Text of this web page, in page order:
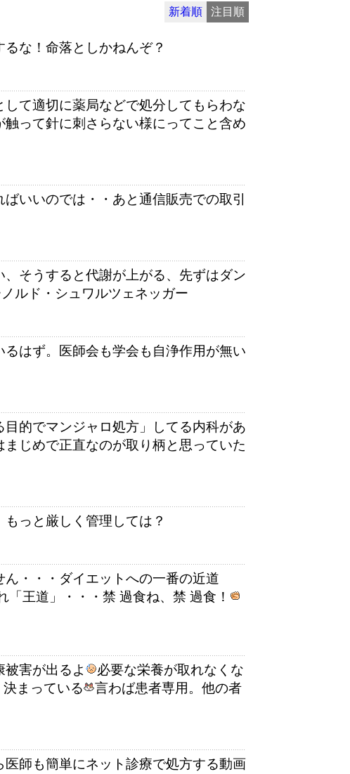
新着順 注目順
な！命落としかねんぞ？
て適切に薬局などで処分してもらわな
って針に刺さらない様にってこと含め
いいのでは・・あと通信販売での取引
そうすると代謝が上がる、先ずはダン
ルド・シュワルツェネッガー
はず。医師会も学会も自浄作用が無い
的でマンジャロ処方」してる内科があ
じめで正直なのが取り柄と思っていた
っと厳しく管理しては？
・・・ダイエットへの一番の近道
王道」・・・禁 過食ね、禁 過食！
害が出るよ
必要な栄養が取れなくな
まっている
言わば患者専用。他の者
師も簡単にネット診療で処方する動画